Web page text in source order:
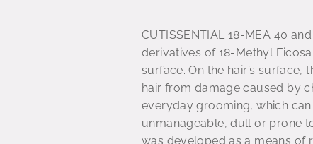
CUTISSENTIAL 18-MEA 40
derivatives of 18-Methyl
surface. On the hair’s surface,
hair from damage caused by
everyday grooming, which
unmanageable, dull or prone
was developed as a means of